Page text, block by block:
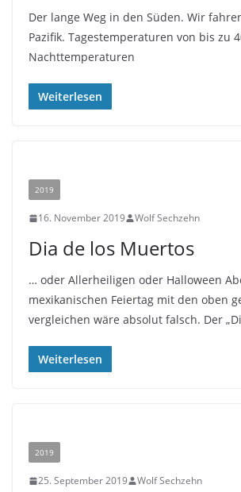
Der lange Weg in den Süden. Wir
Pazifik. Tagestemperaturen von bis zu
Nachttemperaturen
Weiterlesen
2019
16. November 2019 Wolf Sechzehn
Dia de los Muertos
… oder Allerheiligen oder Halloween
mexikanischen Feiertag mit den oben
vergleichen wäre absolut falsch. Der
Weiterlesen
2019
25. September 2019 Wolf Sechzehn